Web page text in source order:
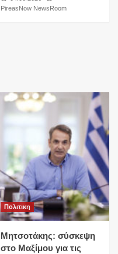
PireasNow NewsRoom
Πολιτικη
Μητσοτάκης: σύσκεψη
στο Μαξίμου για τις